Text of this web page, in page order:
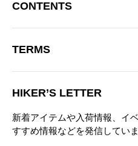
ョン2F
OPEN：12:00～20:00（火曜
CONTENTS
商品一覧
ブランド
ブログ
お問い合わせ
HIKER’S LETTER
新着アイテムや入荷情報、イ
すすめ情報などを発信していま
TERMS
プライバシーポリシー